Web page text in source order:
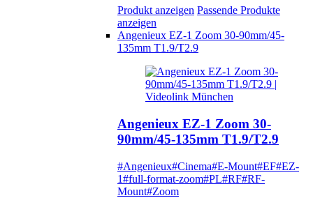
Produkt anzeigen Passende Produkte
anzeigen
Angenieux EZ-1 Zoom 30-90mm/45-
135mm T1.9/T2.9
Angenieux EZ-1 Zoom 30-
90mm/45-135mm T1.9/T2.9
#Angenieux#Cinema#E-Mount#EF#EZ-
1#full-format-zoom#PL#RF#RF-
Mount#Zoom